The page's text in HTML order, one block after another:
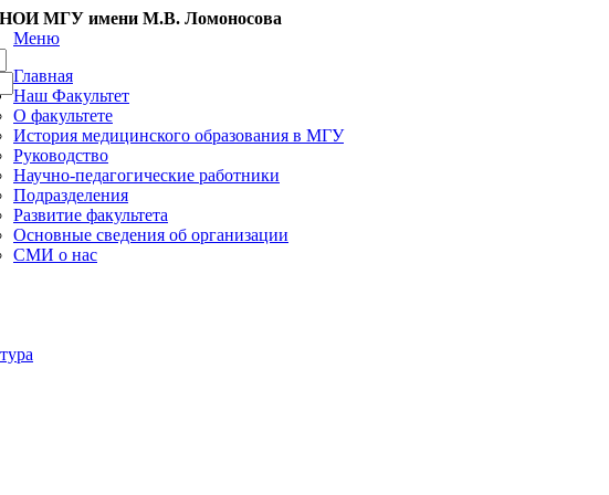
МГУ имени М.В. Ломоносова
Меню
Главная
Наш Факультет
О факультете
История медицинского образования в МГУ
Руководство
Научно-педагогические работники
Подразделения
Развитие факультета
Основные сведения об организации
СМИ о нас